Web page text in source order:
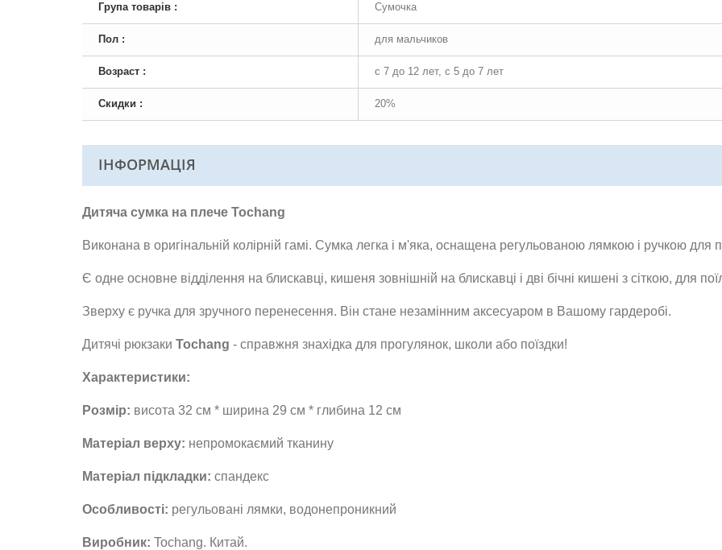
Група товарів : Сумочка
Пол : для мальчиков
Возраст : с 7 до 12 лет, с 5 до 7 лет
Скидки : 20%
ІНФОРМАЦІЯ
Дитяча сумка на плече Tochang
Виконана в оригінальній колірній гамі. Сумка легка і м'яка, оснащена регульованою лямкою і ручкою для
Є одне основне відділення на блискавці, кишеня зовнішній на блискавці і дві бічні кишені з сіткою, для
Зверху є ручка для зручного перенесення. Він стане незамінним аксесуаром в Вашому гардеробі.
Дитячі рюкзаки Tochang - справжня знахідка для прогулянок, школи або поїздки!
Характеристики:
Розмір: висота 32 см * ширина 29 см * глибина 12 см
Матеріал верху: непромокаємий тканину
Матеріал підкладки: спандекс
Особливості: регульовані лямки, водонепроникний
Виробник: Tochang. Китай.